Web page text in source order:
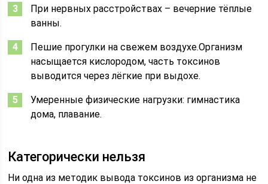
При нервных расстройствах – вечерние тёплые
ванны.
Пешие прогулки на свежем воздухе.Организм
насыщается кислородом, часть токсинов
выводится через лёгкие при выдохе.
Умеренные физические нагрузки: гимнастика
дома, плавание.
Категорически нельзя
Ни одна из методик вывода токсинов из организма не